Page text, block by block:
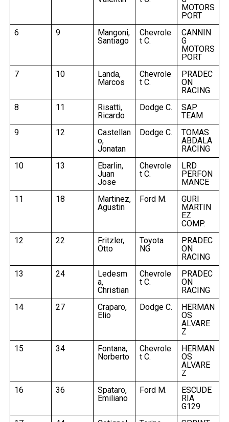
MOTORS
PORT
6
9
Mangoni,
Santiago
Chevrole
t C.
CANNIN
G
MOTORS
PORT
7
10
Landa,
Marcos
Chevrole
t C.
PRADEC
ON
RACING
8
11
Risatti,
Ricardo
Dodge C.
SAP
TEAM
9
12
Castellan
o,
Jonatan
Dodge C.
TOMAS
ABDALA
RACING
10
13
Ebarlin,
Juan
Jose
Chevrole
t C.
LRD
PERFON
MANCE
11
18
Martinez,
Agustin
Ford M.
GURI
MARTIN
EZ
COMP.
12
22
Fritzler,
Otto
Toyota
NG
PRADEC
ON
RACING
13
24
Ledesm
a,
Christian
Chevrole
t C.
PRADEC
ON
RACING
14
27
Craparo,
Elio
Dodge C.
HERMAN
OS
ALVARE
Z
15
34
Fontana,
Norberto
Chevrole
t C.
HERMAN
OS
ALVARE
Z
16
36
Spataro,
Emiliano
Ford M.
ESCUDE
RIA
G129